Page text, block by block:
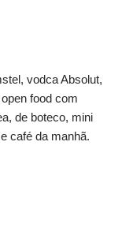
vodca Absolut,
food com
de boteco, mini
café da manhã.